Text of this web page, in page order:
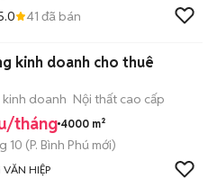
41 đã bán
kinh doanh cho thuê
kinh doanh Nội thất cao cấp
tháng 4000 m²
10 (P. Bình Phú mới)
VĂN HIỆP